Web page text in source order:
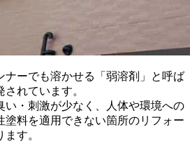
ナーでも溶かせる「弱溶剤」と呼ば
れています。
い・刺激が少なく、人体や環境への
塗料を適用できない箇所のリフォー
す。